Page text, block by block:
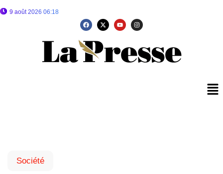
9 août 2026 06:18
Société